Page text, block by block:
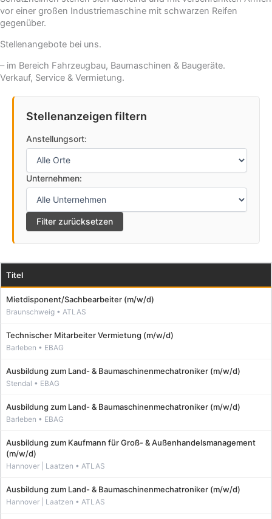
Stellenangebote bei uns.
– im Bereich Fahrzeugbau, Baumaschinen & Baugeräte.
Verkauf, Service & Vermietung.
Stellenanzeigen filtern
Anstellungsort:
Unternehmen:
Filter zurücksetzen
Titel
Mietdisponent/Sachbearbeiter (m/w/d)
Technischer Mitarbeiter Vermietung (m/w/d)
Ausbildung zum Land- & Baumaschinenmechatroniker (m/w/d)
Ausbildung zum Land- & Baumaschinenmechatroniker (m/w/d)
Ausbildung zum Kaufmann für Groß- & Außenhandelsmanagement
(m/w/d)
Ausbildung zum Land- & Baumaschinenmechatroniker (m/w/d)